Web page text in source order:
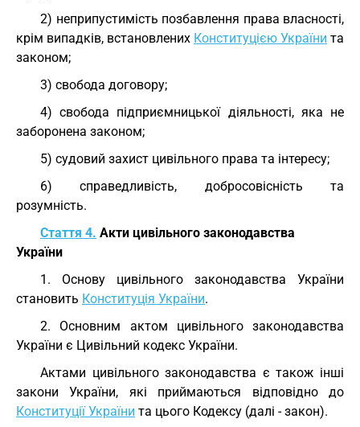
2) неприпустимість позбавлення права власності,
крім випадків, встановлених Конституцією України та
законом;
3) свобода договору;
4) свобода підприємницької діяльності, яка не
заборонена законом;
5) судовий захист цивільного права та інтересу;
6) справедливість, добросовісність та
розумність.
Стаття 4. Акти цивільного законодавства
України
1. Основу цивільного законодавства України
становить Конституція України.
2. Основним актом цивільного законодавства
України є Цивільний кодекс України.
Актами цивільного законодавства є також інші
закони України, які приймаються відповідно до
Конституції України та цього Кодексу (далі - закон).